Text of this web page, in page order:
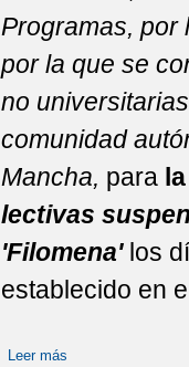
Programas, por
por la que se
no
comunidad
Mancha, para
lectivas
'Filomena' los
establecido en
Leer más